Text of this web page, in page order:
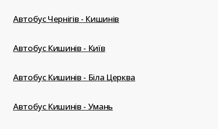
Автобус Чернігів - Кишинів
Автобус Кишинів - Київ
Автобус Кишинів - Біла Церква
Автобус Кишинів - Умань